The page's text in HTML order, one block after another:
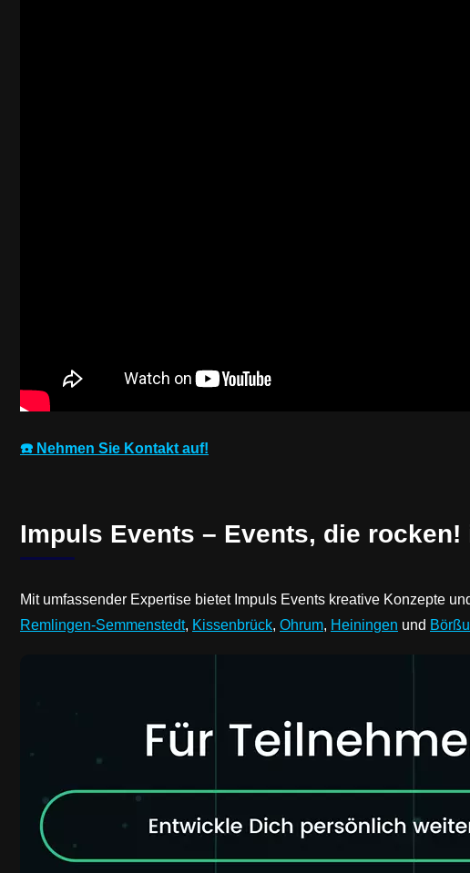
☎️ Nehmen Sie Kontakt auf!
Impuls Events – Events, die rocken!
Mit umfassender Expertise bietet Impuls Events kreative Konzepte
Remlingen-Semmenstedt, Kissenbrück, Ohrum, Heiningen und